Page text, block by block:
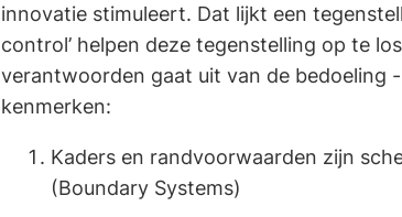
innovatie stimuleert. Dat lijkt een
control’ helpen deze tegenstelling op te
verantwoorden gaat uit van de bedoeling
kenmerken:
Kaders en randvoorwaarden zijn
(Boundary Systems)